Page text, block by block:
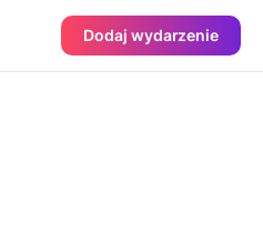
Dodaj wydarzenie